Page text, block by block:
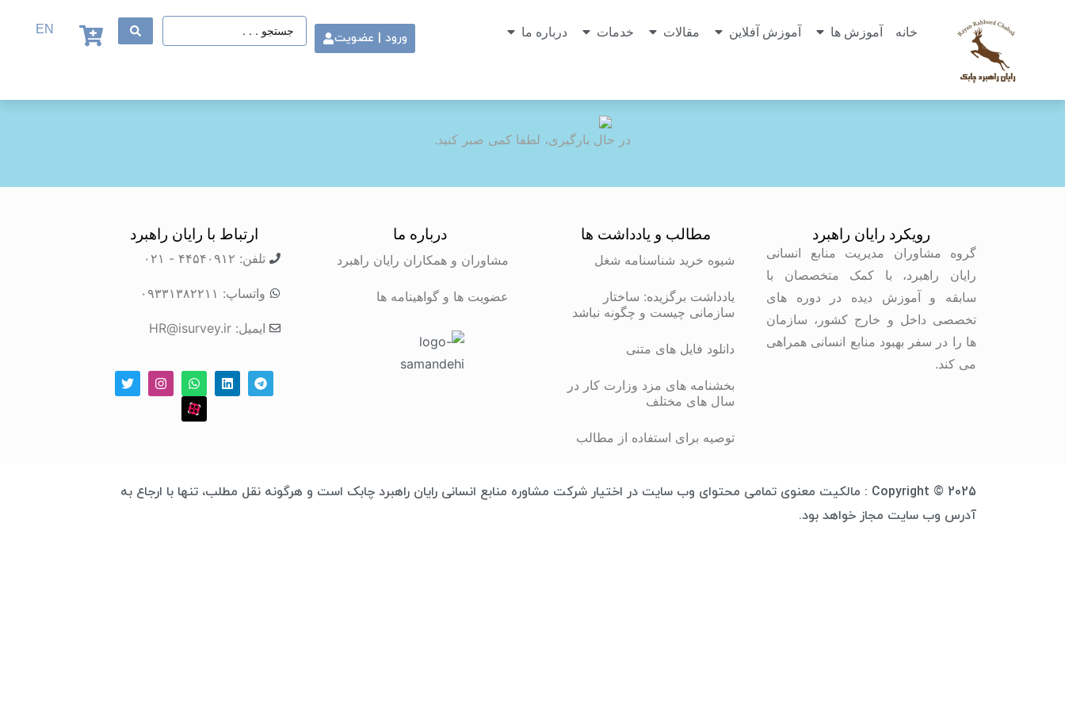
خانه آموزش ها آموزش آفلاین مقالات خدمات درباره ما ورود | عضویت
EN
در حال بارگیری، لطفا کمی صبر کنید.
رویکرد رایان راهبرد
گروه مشاوران مدیریت منابع انسانی
رایان راهبرد، با کمک متخصصان با
سابقه و آموزش دیده در دوره های
تخصصی داخل و خارج کشور، سازمان
ها را در سفر بهبود منابع انسانی همراهی
می کند.
مطالب و یادداشت ها
شیوه خرید شناسنامه شغل
یادداشت برگزیده: ساختار
سازمانی چیست و چگونه نباشد
دانلود فایل های متنی
بخشنامه های مزد وزارت کار در
سال های مختلف
توصیه برای استفاده از مطالب
درباره ما
مشاوران و همکاران رایان راهبرد
عضویت ها و گواهینامه ها
ارتباط با رایان راهبرد
تلفن: ۴۴۵۴۰۹۱۲ - ۰۲۱
واتساپ: ۰۹۳۳۱۳۸۲۲۱۱
ایمیل: HR@isurvey.ir
Copyright © 2025 : مالکیت معنوی تمامی محتوای وب سایت در اختیار شرکت مشاوره منابع انسانی رایان راهبرد چابک است و هرگونه نقل مطلب، تنها با ارجاع به
آدرس وب سایت مجاز خواهد بود.